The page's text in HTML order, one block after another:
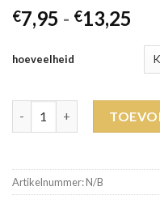
€7,95 - €13,25
tot
hoeveelheid
Artikelnummer:N/B